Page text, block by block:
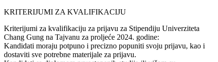
KRITERIJUMI ZA KVALIFIKACIJU
Kriterijumi za kvalifikaciju za prijavu za Stipendiju Univerziteta
Chang Gung na Tajvanu za proljeće 2024. godine:
Kandidati moraju potpuno i precizno popuniti svoju prijavu, kao i
dostaviti sve potrebne materijale za prijavu.